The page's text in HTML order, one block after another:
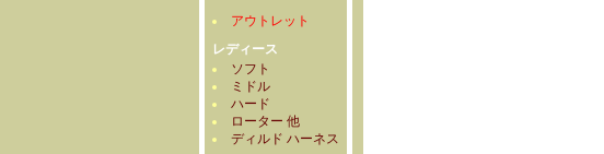
アウトレット
レディース
ソフト
ミドル
ハード
ローター 他
ディルド ハーネス